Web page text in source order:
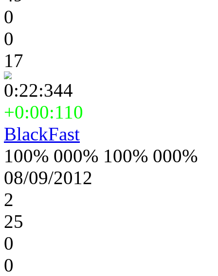
0
0
17
0:22:344
+0:00:110
BlackFast
100% 000% 100% 000%
08/09/2012
2
25
0
0